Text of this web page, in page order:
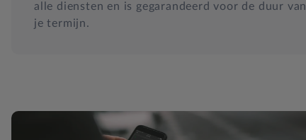
alle diensten en is gegarandeerd voor de duur van
je termijn.